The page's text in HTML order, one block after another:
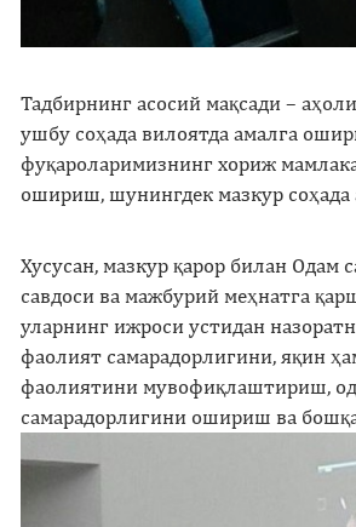
Тадбирнинг асосий мақсади –
ушбу соҳада вилоятда амалга
фуқароларимизнинг хориж
ошириш, шунингдек мазкур
Хусусан, мазкур қарор билан
савдоси ва мажбурий меҳнатга
уларнинг ижроси устидан
фаолият самарадорлигини, яқин
фаолиятини мувофиқлаштириш,
самарадорлигини ошириш ва